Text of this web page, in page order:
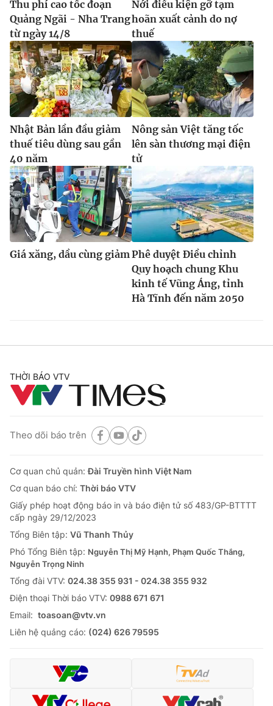
Thu phí cao tốc đoạn
Quảng Ngãi - Nha Trang
từ ngày 14/8
Nới điều kiện gỡ tạm
hoãn xuất cảnh do nợ
thuế
Nhật Bản lần đầu giảm
thuế tiêu dùng sau gần
40 năm
Nông sản Việt tăng tốc
lên sàn thương mại điện
tử
Giá xăng, dầu cùng giảm Phê duyệt Điều chỉnh
Quy hoạch chung Khu
kinh tế Vũng Áng, tỉnh
Hà Tĩnh đến năm 2050
THỜI BÁO VTV
Theo dõi báo trên
Cơ quan chủ quản:Đài Truyền hình Việt Nam
Cơ quan báo chí: Thời báo VTV
Giấy phép hoạt động báo in và báo điện tử số 483/GP-BTTTT
cấp ngày 29/12/2023
Tổng Biên tập: Vũ Thanh Thủy
Phó Tổng Biên tập: Nguyễn Thị Mỹ Hạnh, Phạm Quốc Thắng,
Nguyễn Trọng Ninh
Tổng đài VTV: 024.38 355 931 - 024.38 355 932
Ðiện thoại Thời báo VTV: 0988 671 671
Email: toasoan@vtv.vn
Liên hệ quảng cáo: (024) 626 79595